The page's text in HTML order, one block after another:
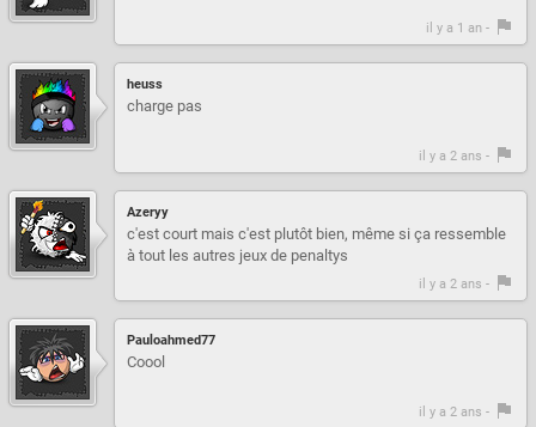
il y a 1 an -
heuss
charge pas
il y a 2 ans -
Azeryy
c'est court mais c'est plutôt bien, même si ça ressemble
à tout les autres jeux de penaltys
il y a 2 ans -
Pauloahmed77
Coool
il y a 2 ans -